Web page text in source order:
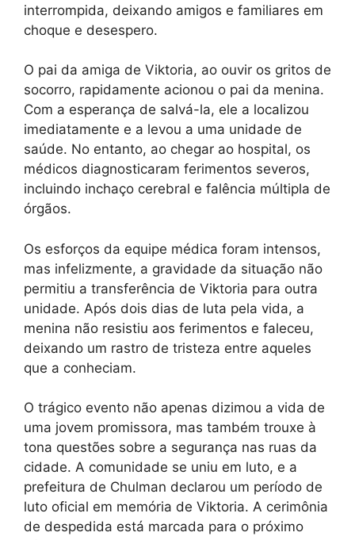
interrompida, deixando amigos e familiares em
choque e desespero.
O pai da amiga de Viktoria, ao ouvir os gritos de
socorro, rapidamente acionou o pai da menina.
Com a esperança de salvá-la, ele a localizou
imediatamente e a levou a uma unidade de
saúde. No entanto, ao chegar ao hospital, os
médicos diagnosticaram ferimentos severos,
incluindo inchaço cerebral e falência múltipla de
órgãos.
Os esforços da equipe médica foram intensos,
mas infelizmente, a gravidade da situação não
permitiu a transferência de Viktoria para outra
unidade. Após dois dias de luta pela vida, a
menina não resistiu aos ferimentos e faleceu,
deixando um rastro de tristeza entre aqueles
que a conheciam.
O trágico evento não apenas dizimou a vida de
uma jovem promissora, mas também trouxe à
tona questões sobre a segurança nas ruas da
cidade. A comunidade se uniu em luto, e a
prefeitura de Chulman declarou um período de
luto oficial em memória de Viktoria. A cerimônia
de despedida está marcada para o próximo